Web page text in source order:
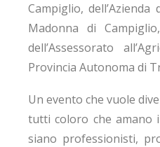
Campiglio, dell’Azienda
Madonna di
dell’Assessorato
Provincia Autonoma di
Un evento che vuole
tutti coloro che amano
siano professionisti,